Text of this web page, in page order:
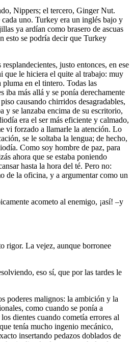
Nippers; el tercero, Ginger Nut.
cada uno. Turkey era un inglés bajo y
ya ardían como brasero de ascuas
esto se podría decir que Turkey
justo entonces, en ese
que le hiciera el quite al trabajo: muy
en el tintero. Todas las
iba más allá y se ponía derechamente
causando chirridos desagradables,
y se lanzaba encima de su escritorio,
era el ser más eficiente y calmado,
vi forzado a llamarle la atención. Lo
se le soltaba la lengua; de hecho,
Como soy hombre de paz, para
ahora que se estaba poniendo
hasta la hora del té. Pero no:
de la oficina, y a argumentar como un
acometo al enemigo, ¡así! –y
rigor. La vejez, aunque borronee
eso sí, que por las tardes le
poderes malignos: la ambición y la
como cuando se ponía a
dientes cuando cometía errores al
tenía mucho ingenio mecánico,
insertando pedazos doblados de